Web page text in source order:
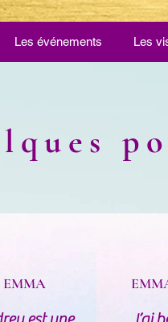
Les événements Les
EMMA